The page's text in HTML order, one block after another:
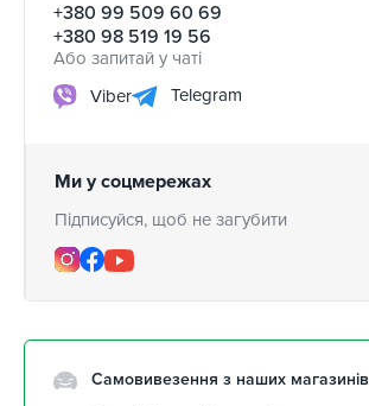
+380 99 509 60 69
+380 98 519 19 56
Або запитай у чаті
Viber
Telegram
Ми у соцмережах
Підписуйся, щоб не загубити
Самовивезення з наших магазинів